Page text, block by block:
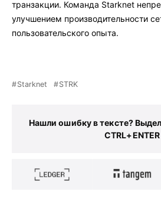
транзакции. Команда Starknet
улучшением производительности
пользовательского опыта.
Starknet STRK
Нашли ошибку в тексте?
CTRL+ENTER